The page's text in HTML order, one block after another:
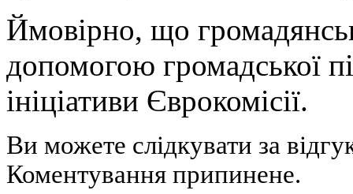
Ймовірно, що
допомогою громадської
ініціативи Єврокомісії.
Ви можете слідкувати за
Коментування припинене.